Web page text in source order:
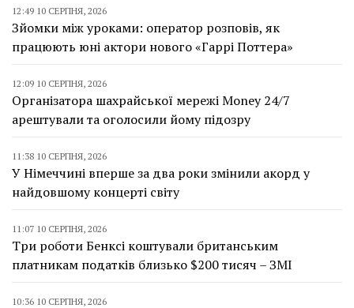
12:49 10 СЕРПНЯ, 2026
Зйомки між уроками: оператор розповів, як
працюють юні актори нового «Гаррі Поттера»
12:09 10 СЕРПНЯ, 2026
Організатора шахрайської мережі Money 24/7
арештували та оголосили йому підозру
11:38 10 СЕРПНЯ, 2026
У Німеччині вперше за два роки змінили акорд у
найдовшому концерті світу
11:07 10 СЕРПНЯ, 2026
Три роботи Бенксі коштували британським
платникам податків близько $200 тисяч – ЗМІ
10:36 10 СЕРПНЯ, 2026